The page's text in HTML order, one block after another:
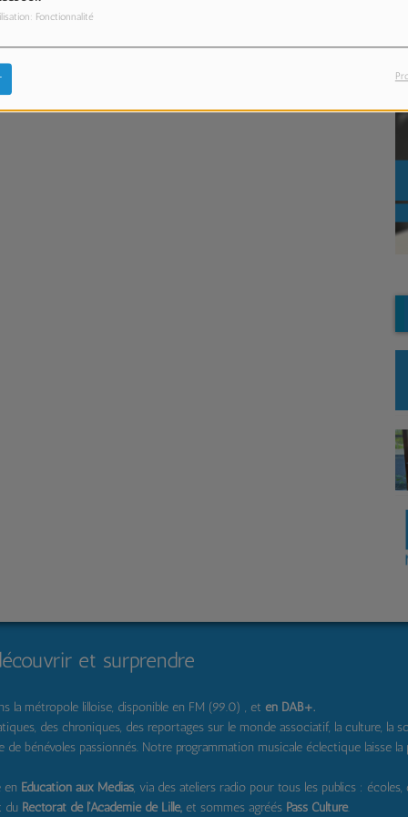
Fonctionnalité
et surprendre
la métropole lilloise, disponible en FM (99.0) , et en DAB+.
des chroniques, des reportages sur le monde associatif, la culture, la
bénévoles passionnés. Notre programmation musicale éclectique laisse
en Education aux Médias, via des ateliers radio pour tous les publics :
du Rectorat de l'Académie de Lille, et sommes agréés Pass Culture.